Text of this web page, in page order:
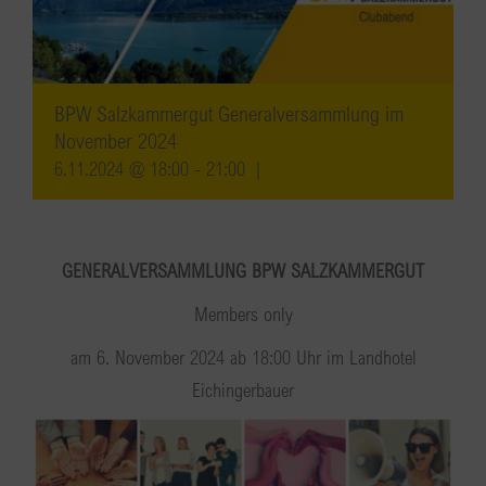
BPW Salzkammergut Generalversammlung im
November 2024
6.11.2024 @ 18:00 - 21:00
GENERALVERSAMMLUNG BPW SALZKAMMERGUT
Members only
am 6. November 2024 ab 18:00 Uhr im Landhotel
Eichingerbauer